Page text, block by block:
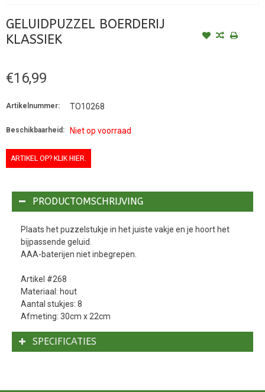
GELUIDPUZZEL BOERDERIJ
KLASSIEK
€16,99
Artikelnummer: TO10268
Beschikbaarheid: Niet op voorraad
ARTIKEL OP? KLIK HIER.
PRODUCTOMSCHRIJVING
Plaats het puzzelstukje in het juiste vakje en je hoort het
bijpassende geluid.
AAA-baterijen niet inbegrepen.
Artikel #268
Materiaal: hout
Aantal stukjes: 8
Afmeting: 30cm x 22cm
SPECIFICATIES